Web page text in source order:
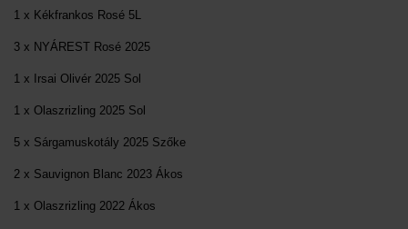
1 x Kékfrankos Rosé 5L
3 x NYÁREST Rosé 2025
1 x Irsai Olivér 2025 Sol
1 x Olaszrizling 2025 Sol
5 x Sárgamuskotály 2025 Szőke
2 x Sauvignon Blanc 2023 Ákos
1 x Olaszrizling 2022 Ákos